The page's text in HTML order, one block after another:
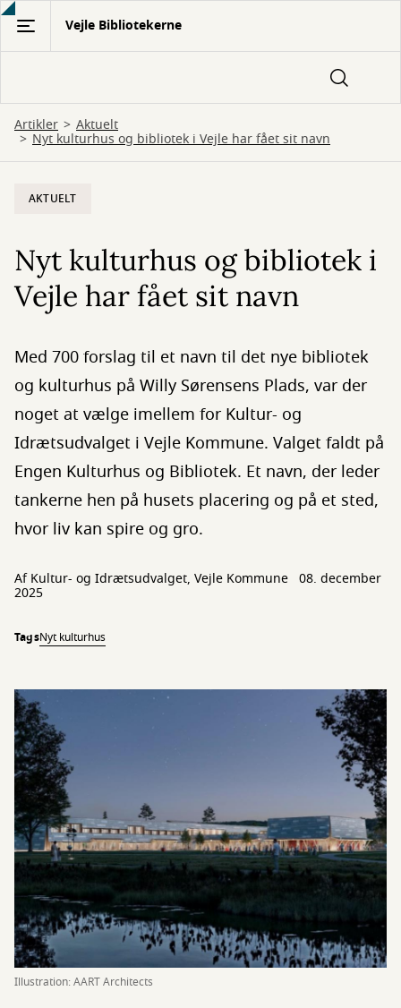
Gå
hovedindhold
Vejle Bibliotekerne
Artikler Aktuelt
Nyt kulturhus og bibliotek i Vejle har fået sit navn
AKTUELT
Nyt kulturhus og bibliotek i
Vejle har fået sit navn
Med 700 forslag til et navn til det nye bibliotek
og kulturhus på Willy Sørensens Plads, var der
noget at vælge imellem for Kultur- og
Idrætsudvalget i Vejle Kommune. Valget faldt på
Engen Kulturhus og Bibliotek. Et navn, der leder
tankerne hen på husets placering og på et sted,
hvor liv kan spire og gro.
Af Kultur- og Idrætsudvalget, Vejle Kommune 08. december
2025
TagsNyt kulturhus
Illustration: AART Architects